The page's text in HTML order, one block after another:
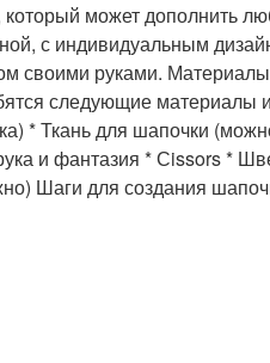
может дополнить
с индивидуальным
своими руками.
следующие материалы
* Ткань для шапочки
и фантазия * Сissors *
Шаги для создания